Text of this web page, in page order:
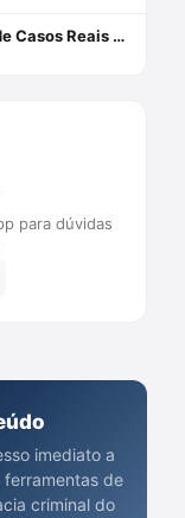
Habeas Corpus - Análise Estratégica de Casos Reais com Eduardo Newton
para dúvidas
imediato a
de
criminal do